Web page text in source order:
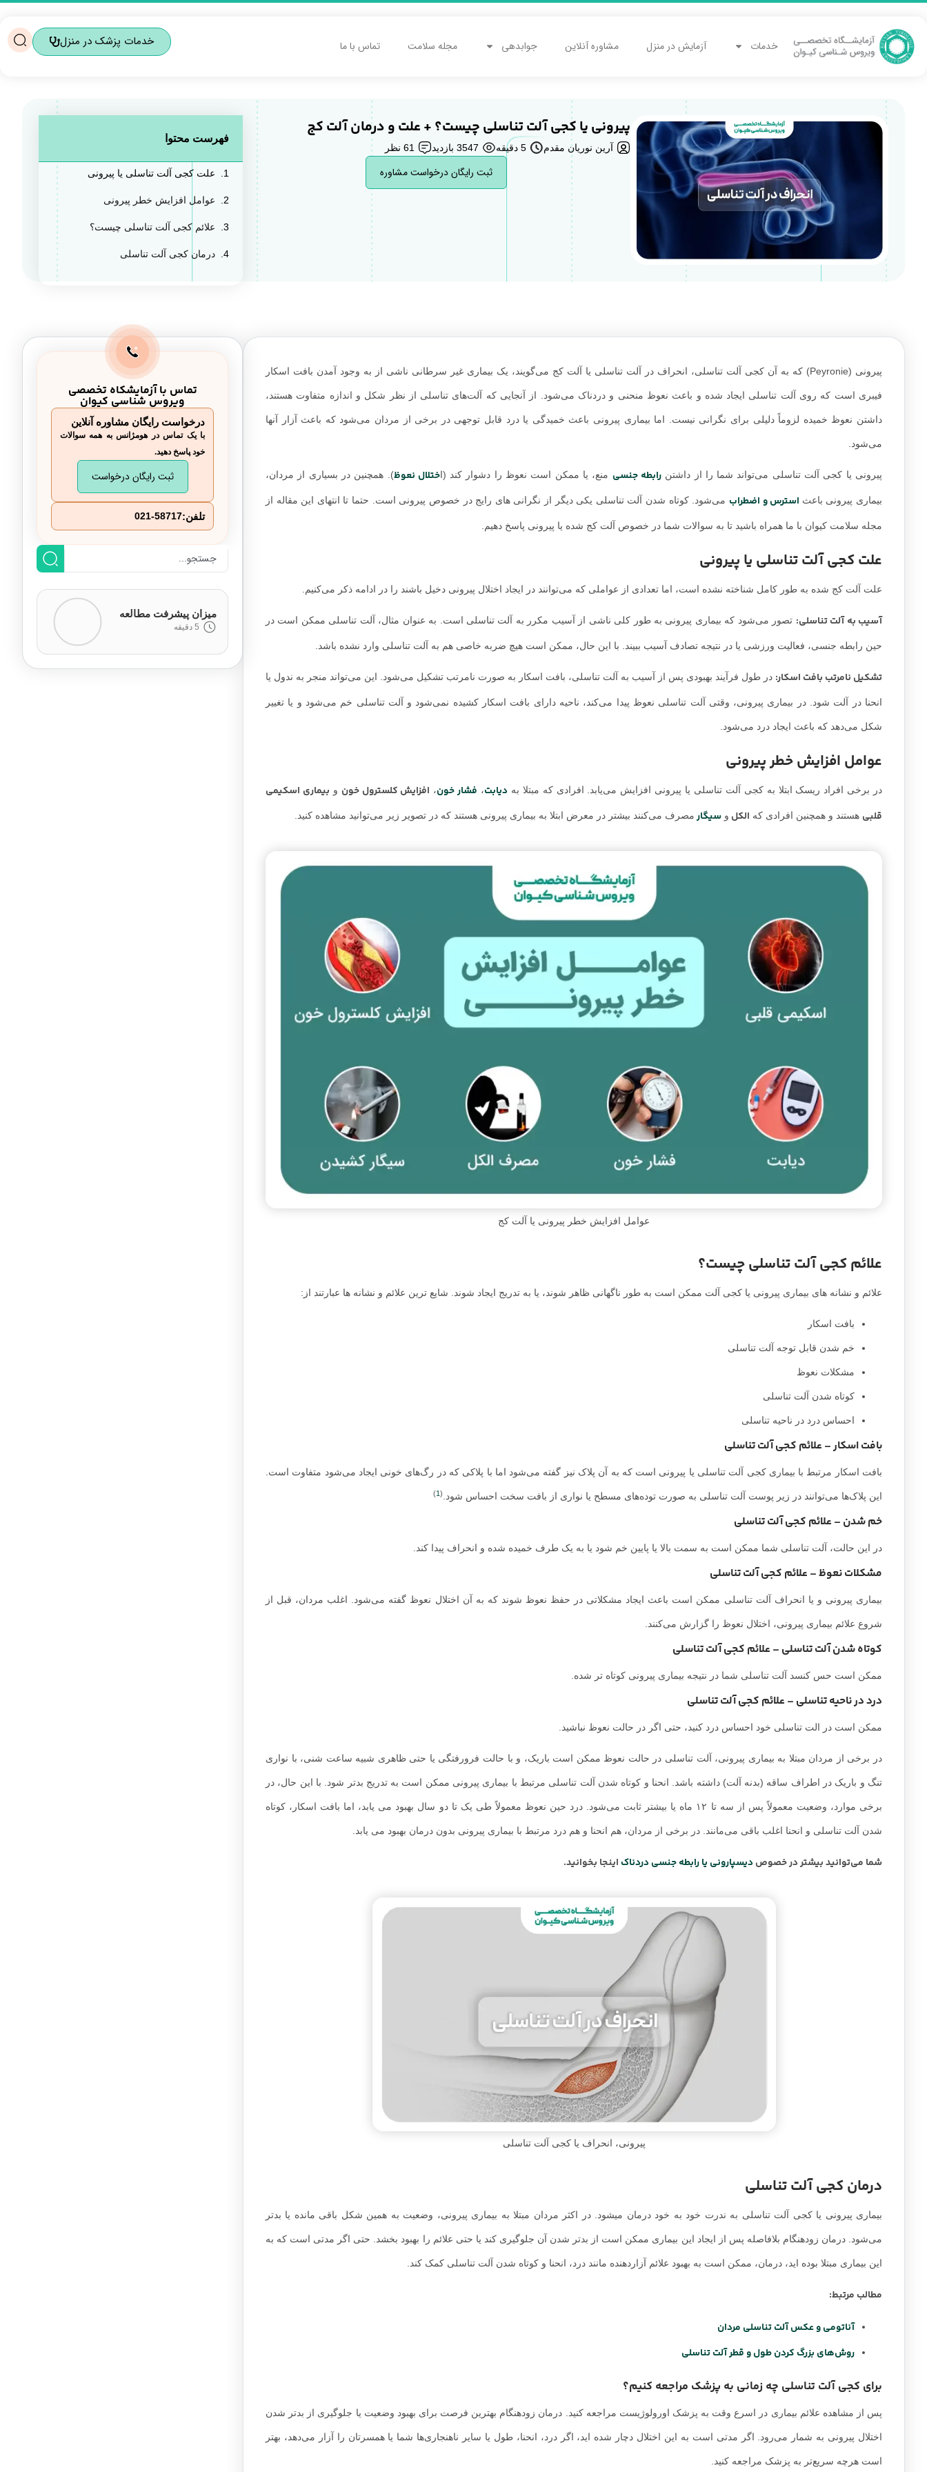
خدمات آزمایش در منزل مشاوره آنلاین جوابدهی مجله سلامت تماس با ما خدمات پزشک در منزل
پیرونی یا کجی آلت تناسلی چیست؟ + علت و درمان آلت کج
آرین نوریان مقدم 5 دقیقه 3547 بازدید 61 نظر
ثبت رایگان درخواست مشاوره
فهرست محتوا
علت کجی آلت تناسلی یا پیرونی
عوامل افزایش خطر پیرونی
علائم کجی آلت تناسلی چیست؟
درمان کجی آلت تناسلی
پیرونی (Peyronie) که به آن کجی آلت تناسلی، انحراف در آلت تناسلی یا آلت کج می‌گویند، یک بیماری غیر سرطانی ناشی از به وجود آمدن بافت اسکار
فیبری است که روی آلت تناسلی ایجاد شده و باعث نعوظ منحنی و دردناک می‌شود. از آنجایی که آلت‌های تناسلی از نظر شکل و اندازه متفاوت هستند،
داشتن نعوظ خمیده لزوماً دلیلی برای نگرانی نیست. اما بیماری پیرونی باعث خمیدگی یا درد قابل توجهی در برخی از مردان می‌شود که باعث آزار آنها
می‌شود.
پیرونی یا کجی آلت تناسلی می‌تواند شما را از داشتنرابطه جنسی منع، یا ممکن است نعوظ را دشوار کند (اختلال نعوظ). همچنین در بسیاری از مردان،
بیماری پیرونی باعث استرس و اضطراب می‌شود. کوتاه شدن آلت تناسلی یکی دیگر از نگرانی های رایج در خصوص پیرونی است. حتما تا انتهای این مقاله از
مجله سلامت کیوان با ما همراه باشید تا به سوالات شما در خصوص آلت کج شده یا پیرونی پاسخ دهیم.
علت کجی آلت تناسلی یا پیرونی
علت آلت کج شده به طور کامل شناخته نشده است، اما تعدادی از عواملی که می‌توانند در ایجاد اختلال پیرونی دخیل باشند را در ادامه ذکر می‌کنیم.
آسیب به آلت تناسلی: تصور می‌شود که بیماری پیرونی به طور کلی ناشی از آسیب مکرر به آلت تناسلی است. به عنوان مثال، آلت تناسلی ممکن است در
حین رابطه جنسی، فعالیت ورزشی یا در نتیجه تصادف آسیب ببیند. با این حال، ممکن‌ است هیچ ضربه خاصی هم به آلت تناسلی وارد نشده باشد.
تشکیل نامرتب بافت اسکار: در طول فرآیند بهبودی پس از آسیب به آلت تناسلی، بافت اسکار به صورت نامرتب تشکیل می‌شود. این می‌تواند منجر به ندول یا
انحنا در آلت شود. در بیماری پیرونی، وقتی آلت تناسلی نعوظ پیدا می‌کند، ناحیه دارای بافت اسکار کشیده نمی‌شود و آلت تناسلی خم می‌شود و یا تغییر
شکل می‌دهد که باعث ایجاد درد می‌شود.
عوامل افزایش خطر پیرونی
در برخی افراد ریسک ابتلا به کجی آلت تناسلی یا پیرونی افزایش می‌یابد. افرادی که مبتلا به دیابت، فشار خون، افزایش کلسترول خون و بیماری اسکیمی
قلبی هستند و همچنین افرادی که الکل و سیگار مصرف می‌کنند بیشتر در معرض ابتلا به بیماری پیرونی هستند که در تصویر زیر می‌توانید مشاهده کنید.
عوامل افزایش خطر پیرونی یا آلت کج
علائم کجی آلت تناسلی چیست؟
علائم و نشانه های بیماری پیرونی یا کجی آلت ممکن است به طور ناگهانی ظاهر شوند، یا به تدریج ایجاد شوند. شایع ترین علائم و نشانه ها عبارتند از:
بافت اسکار
خم شدن قابل توجه آلت تناسلی
مشکلات نعوظ
کوتاه شدن آلت تناسلی
احساس درد در ناحیه تناسلی
بافت اسکار – علائم کجی آلت تناسلی
بافت اسکار مرتبط با بیماری کجی آلت تناسلی یا پیرونی است که به آن پلاک نیز گفته می‌شود اما با پلاکی که در رگ‌های خونی ایجاد می‌شود متفاوت است.
این پلاک‌ها می‌توانند در زیر پوست آلت تناسلی به صورت توده‌های مسطح یا نواری از بافت سخت احساس شود. (
1
)
خم شدن – علائم کجی آلت تناسلی
در این حالت، آلت تناسلی شما ممکن است به سمت بالا یا پایین خم شود یا به یک طرف خمیده شده و انحراف پیدا کند.
مشکلات نعوظ – علائم کجی آلت تناسلی
بیماری پیرونی و یا انحراف آلت تناسلی ممکن است باعث ایجاد مشکلاتی در حفظ نعوظ شوند که به آن اختلال نعوظ گفته می‌شود. اغلب مردان، قبل از
شروع علائم بیماری پیرونی، اختلال نعوظ را گزارش می‌کنند.
کوتاه شدن آلت تناسلی – علائم کجی آلت تناسلی
ممکن است حس کنسد آلت تناسلی شما در نتیجه بیماری پیرونی کوتاه تر شده.
درد در ناحیه تناسلی – علائم کجی آلت تناسلی
ممکن است در الت تناسلی خود احساس درد کنید، حتی اگر در حالت نعوظ نباشید.
در برخی از مردان مبتلا به بیماری پیرونی، آلت تناسلی در حالت نعوظ ممکن است باریک، و با حالت فرورفتگی یا حتی ظاهری شبیه ساعت شنی، با نواری
تنگ و باریک در اطراف ساقه (بدنه آلت) داشته باشد. انحنا و کوتاه شدن آلت تناسلی مرتبط با بیماری پیرونی ممکن است به تدریج بدتر شود. با این حال، در
برخی موارد، وضعیت معمولاً پس از سه تا ۱۲ ماه یا بیشتر ثابت می‌شود. درد حین نعوظ معمولاً طی یک تا دو سال بهبود می یابد، اما بافت اسکار، کوتاه
شدن آلت تناسلی و انحنا اغلب باقی می‌مانند. در برخی از مردان، هم انحنا و هم درد مرتبط با بیماری پیرونی بدون درمان بهبود می یابد.
شما می‌توانید بیشتر در خصوص دیسپارونی یا رابطه جنسی دردناک اینجا بخوانید.
پیرونی، انحراف یا کجی آلت تناسلی
درمان کجی آلت تناسلی
بیماری پیرونی یا کجی آلت تناسلی به ندرت خود به خود درمان میشود. در اکثر مردان مبتلا به بیماری پیرونی، وضعیت به همین شکل باقی مانده یا بدتر
می‌شود. درمان زودهنگام بلافاصله پس از ایجاد این بیماری ممکن است از بدتر شدن آن جلوگیری کند یا حتی علائم را بهبود بخشد. حتی اگر مدتی است که به
این بیماری مبتلا بوده اید، درمان، ممکن است به بهبود علائم آزاردهنده مانند درد، انحنا و کوتاه شدن آلت تناسلی کمک کند.
مطالب مرتبط:
آناتومی و عکس آلت تناسلی مردان
روش‌های بزرگ کردن طول و قطر آلت تناسلی
برای کجی آلت تناسلی چه زمانی به پزشک مراجعه کنیم؟
پس از مشاهده علائم بیماری در اسرع وقت به پزشک اورولوژیست مراجعه کنید. درمان زودهنگام بهترین فرصت برای بهبود وضعیت یا جلوگیری از بدتر شدن
اختلال پیرونی به شمار می‌رود. اگر مدتی است به این اختلال دچار شده اید، اگر درد، انحنا، طول یا سایر ناهنجاری‌ها شما یا همسرتان را آزار می‌دهد، بهتر
است هرچه سریع‌تر‌ به پزشک مراجعه کنید.
تماس با آزمایشکاه تخصصی
ویروس شناسی کیوان
درخواست رایگان مشاوره آنلاین
با یک تماس در هومژانس به همه سوالات
خود پاسخ دهید.
ثبت رایگان درخواست
تلفن:021-58717
میزان پیشرفت مطالعه
5 دقیقه